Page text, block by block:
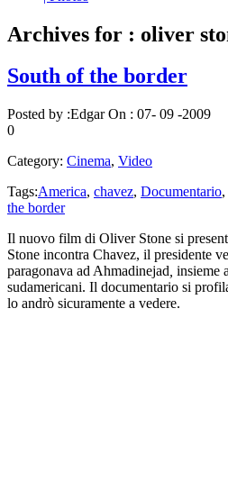
Archives for : oliver
South of the border
Posted by :EdgarOn : 07- 09 -2009
0
Category: Cinema, Video
Tags:America, chavez, Documentario,
the border
Il nuovo film di Oliver Stone si
Stone incontra Chavez, il presidente
paragonava ad Ahmadinejad insieme
sudamericani. Il documentario si
lo andrò sicuramente a vedere.